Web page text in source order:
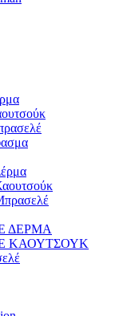
ΔΕΡΜΑ
ΚΑΟΥΤΣΟΥΚ